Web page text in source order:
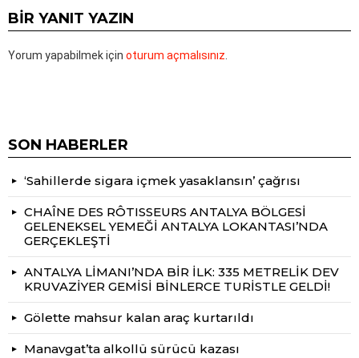
BIR YANIT YAZIN
Yorum yapabilmek için oturum açmalısınız
SON HABERLER
‘Sahillerde sigara içmek yasaklansın’ çağrısı
CHAÎNE DES RÔTISSEURS ANTALYA BÖLGESİ
GELENEKSEL YEMEĞİ ANTALYA LOKANTASI’NDA
GERÇEKLEŞTİ
ANTALYA LİMANI’NDA BİR İLK: 335 METRELİK DEV
KRUVAZİYER GEMİSİ BİNLERCE TURİSTLE GELDİ!
Gölette mahsur kalan araç kurtarıldı
Manavgat’ta alkollü sürücü kazası